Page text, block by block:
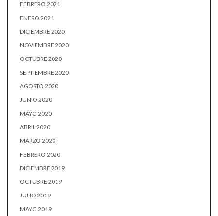
FEBRERO 2021
ENERO 2021
DICIEMBRE 2020
NOVIEMBRE 2020
OCTUBRE 2020
SEPTIEMBRE 2020
AGOSTO 2020
JUNIO 2020
MAYO 2020
ABRIL 2020
MARZO 2020
FEBRERO 2020
DICIEMBRE 2019
OCTUBRE 2019
JULIO 2019
MAYO 2019